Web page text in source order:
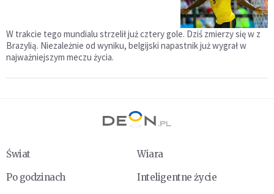
W trakcie tego mundialu strzelił już cztery gole. Dziś zmierzy się w z
Brazylią. Niezależnie od wyniku, belgijski napastnik już wygrał w
najważniejszym meczu życia.
Świat
Wiara
Po godzinach
Inteligentne życie